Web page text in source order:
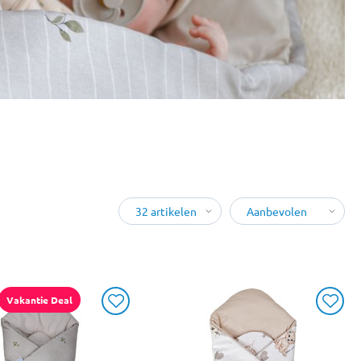
Vakantie Deal